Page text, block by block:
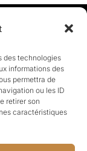
des technologies
informations des
permettra de
ou les ID
retirer son
caractéristiques
de
ce qui leur
Sport